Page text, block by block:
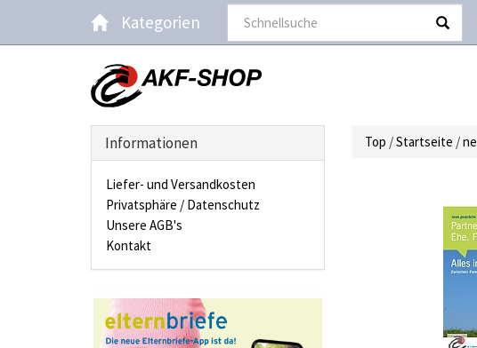
Kategorien
Top /Startseite /
Informationen
Liefer- und Versandkosten
Privatsphäre / Datenschutz
Unsere AGB's
Kontakt